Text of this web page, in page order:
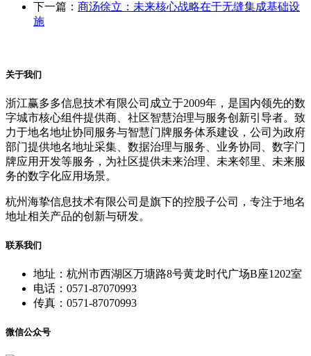
下一篇： 商汤徐立：未来核心战略在于无缝集成基础设
施
关于我们
浙江赢多多信息技术有限公司成立于2009年，是国内领先的数
字城市核心组件提供商、社区智慧治理与服务创新引导者。致
力于地名地址协同服务与智慧门牌服务体系建设，公司为政府
部门提供地名地址采集、数据治理与服务、业务协同、数字门
牌应用开发等服务，为社区提供未来治理、未来邻里、未来服
务的数字化应用场景。
杭州海挚信息技术有限公司是旗下的控股子公司，专注于地名
地址相关产品的创新与研发。
联系我们
地址：杭州市西湖区万塘路8号黄龙时代广场B座1202室
电话：0571-87070993
传真：0571-87070993
微信公众号